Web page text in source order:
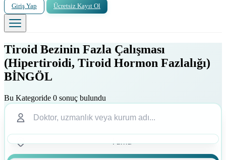
Giriş Yap Ücretsiz Kayıt Ol
Tiroid Bezinin Fazla Çalışması
(Hipertiroidi, Tiroid Hormon Fazlalığı)
BİNGÖL
Bu Kategoride 0 sonuç bulundu